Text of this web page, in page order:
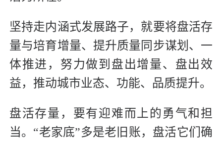
坚持走内涵式发展路子，就要将盘活存
量与培育增量、提升质量同步谋划、一
体推进，努力做到盘出增量、盘出效
益，推动城市业态、功能、品质提升。
盘活存量，要有迎难而上的勇气和担
当。“老家底”多是老旧账，盘活它们确